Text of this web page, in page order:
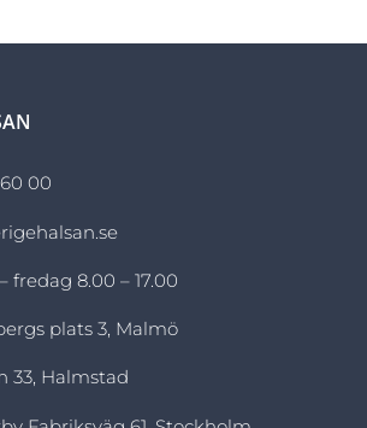
00
fredag 8.00 – 17.00
plats 3, Malmö
33, Halmstad